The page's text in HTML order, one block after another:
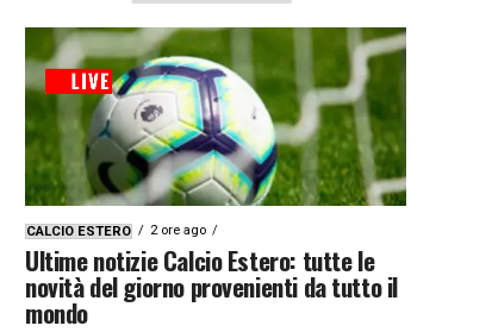
CALCIO ESTERO 2 ore ago
Ultime notizie Calcio Estero: tutte le
novità del giorno provenienti da tutto il
mondo